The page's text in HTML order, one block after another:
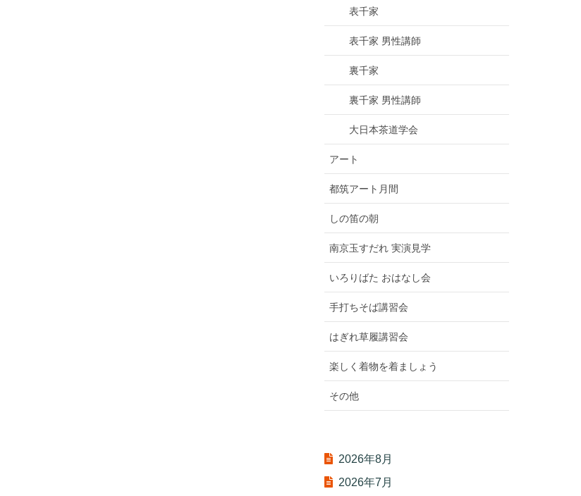
表千家
表千家 男性講師
裏千家
裏千家 男性講師
大日本茶道学会
アート
都筑アート月間
しの笛の朝
南京玉すだれ 実演見学
いろりばた おはなし会
手打ちそば講習会
はぎれ草履講習会
楽しく着物を着ましょう
その他
2026年8月
2026年7月